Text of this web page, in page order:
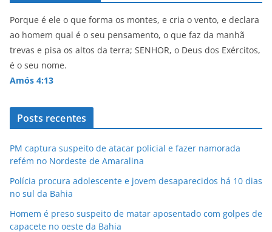
Porque é ele o que forma os montes, e cria o vento, e declara
ao homem qual é o seu pensamento, o que faz da manhã
trevas e pisa os altos da terra; SENHOR, o Deus dos Exércitos,
é o seu nome.
Amós 4:13
Posts recentes
PM captura suspeito de atacar policial e fazer namorada
refém no Nordeste de Amaralina
Polícia procura adolescente e jovem desaparecidos há 10 dias
no sul da Bahia
Homem é preso suspeito de matar aposentado com golpes de
capacete no oeste da Bahia